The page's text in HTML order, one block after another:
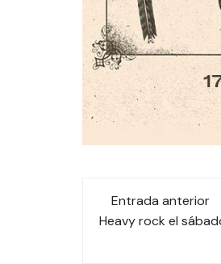
Navegación
de
Entrada anterior
Heavy rock el